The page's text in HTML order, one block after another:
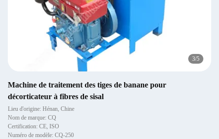
3/5
Machine de traitement des tiges de banane pour
décorticateur à fibres de sisal
Lieu d'origine: Hénan, Chine
Nom de marque: CQ
Certification: CE, ISO
Numéro de modèle: CQ-250